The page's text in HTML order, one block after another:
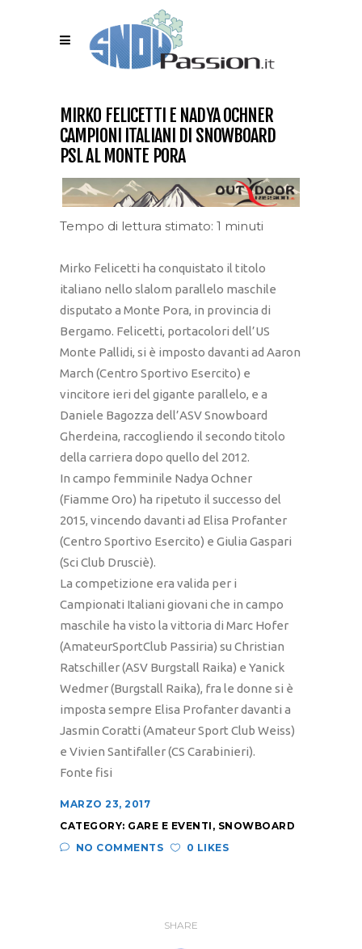
MIRKO FELICETTI E NADYA OCHNER
CAMPIONI ITALIANI DI SNOWBOARD
PSL AL MONTE PORA
Tempo di lettura stimato: 1 minuti
Mirko Felicetti ha conquistato il titolo
italiano nello slalom parallelo maschile
disputato a Monte Pora, in provincia di
Bergamo. Felicetti, portacolori dell’US
Monte Pallidi, si è imposto davanti ad Aaron
March (Centro Sportivo Esercito) e
vincitore ieri del gigante parallelo, e a
Daniele Bagozza dell’ASV Snowboard
Gherdeina, raccogliendo il secondo titolo
della carriera dopo quello del 2012.
In campo femminile Nadya Ochner
(Fiamme Oro) ha ripetuto il successo del
2015, vincendo davanti ad Elisa Profanter
(Centro Sportivo Esercito) e Giulia Gaspari
(Sci Club Drusciè).
La competizione era valida per i
Campionati Italiani giovani che in campo
maschile ha visto la vittoria di Marc Hofer
(AmateurSportClub Passiria) su Christian
Ratschiller (ASV Burgstall Raika) e Yanick
Wedmer (Burgstall Raika), fra le donne si è
imposta sempre Elisa Profanter davanti a
Jasmin Coratti (Amateur Sport Club Weiss)
e Vivien Santifaller (CS Carabinieri).
Fonte fisi
MARZO 23, 2017
CATEGORY: GARE E EVENTI , SNOWBOARD
NO COMMENTS
0 LIKES
SHARE